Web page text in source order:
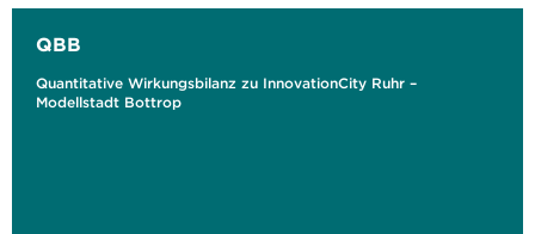
QBB
Quantitative Wirkungsbilanz zu InnovationCity Ruhr –
Modellstadt Bottrop